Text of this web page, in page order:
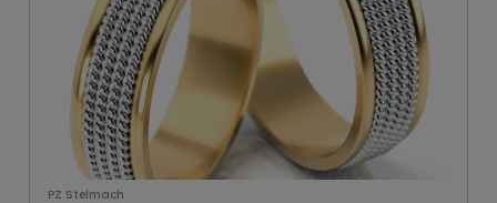
PZ Stelmach